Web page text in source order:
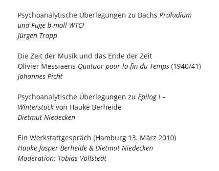
Psychoanalytische Überlegungen zu Bachs Präludium
und Fuge b-moll WTCI
Jürgen Trapp
Die Zeit der Musik und das Ende der Zeit
Olivier Messiaens Quatuor pour la fin du Temps (1940/41)
Johannes Picht
Psychoanalytische Überlegungen zu Epilog I –
Winterstück von Hauke Berheide
Dietmut Niedecken
Ein Werkstattgespräch (Hamburg 13. März 2010)
Hauke Jasper Berheide & Dietmut Niedecken
Moderation: Tobias Vollstedt